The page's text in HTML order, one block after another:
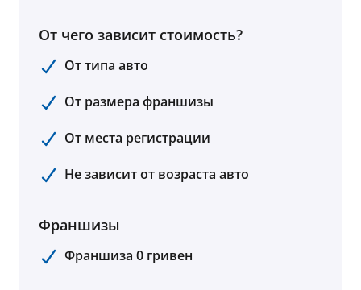
От чего зависит стоимость?
От типа авто
От размера франшизы
От места регистрации
Не зависит от возраста авто
Франшизы
Франшиза 0 гривен